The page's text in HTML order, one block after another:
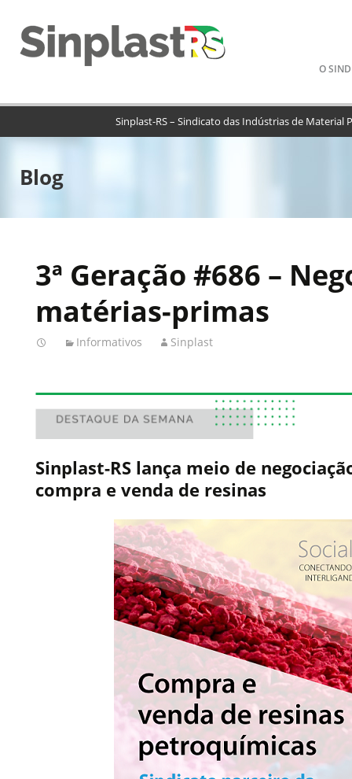
Pular
o
O
Sinplast-RS – Sindicato das Indústrias de Material
Blog
3ª Geração #686 –
matérias-primas
Informativos Sinplast
Sinplast-RS lança meio de
compra e venda de resinas